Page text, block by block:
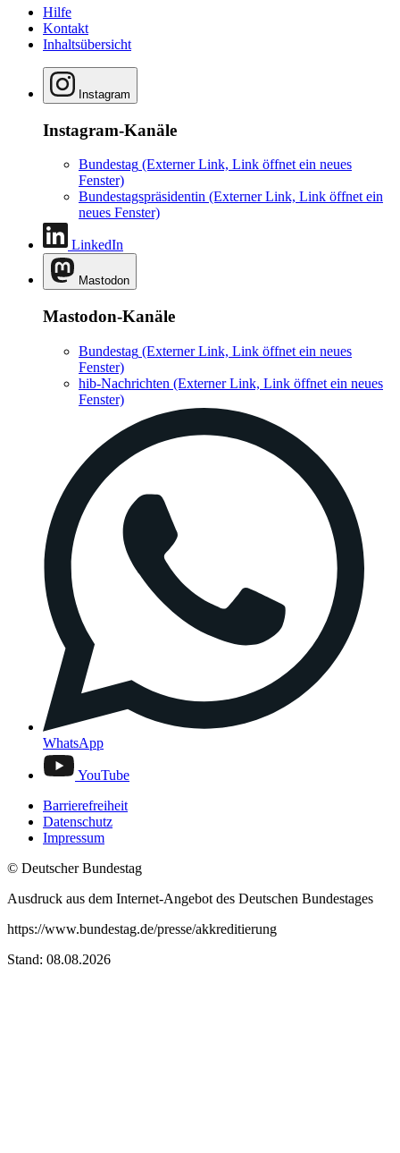
Hilfe
Kontakt
Inhaltsübersicht
Instagram
Instagram-Kanäle
Bundestag (Externer Link, Link öffnet ein neues
Fenster)
Bundestagspräsidentin (Externer Link, Link öffnet ein
neues Fenster)
LinkedIn
Mastodon
Mastodon-Kanäle
Bundestag (Externer Link, Link öffnet ein neues
Fenster)
hib-Nachrichten (Externer Link, Link öffnet ein neues
Fenster)
WhatsApp
YouTube
Barrierefreiheit
Datenschutz
Impressum
© Deutscher Bundestag
Ausdruck aus dem Internet-Angebot des Deutschen Bundestages
https://www.bundestag.de/presse/akkreditierung
Stand: 08.08.2026